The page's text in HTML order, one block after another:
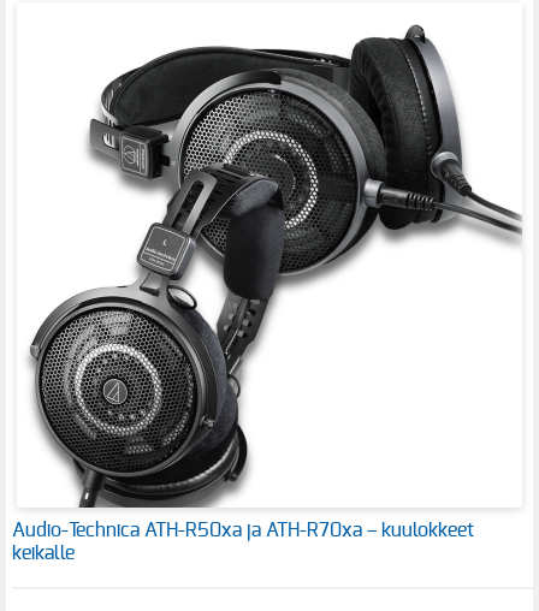
Audio-Technica ATH-R50xa ja ATH-R70xa – kuulokkeet
keikalle